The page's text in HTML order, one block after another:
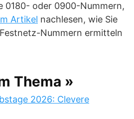
0180- oder 0900-Nummern,
Artikel nachlesen, wie Sie
Nummern ermitteln
Thema »
2026: Clevere